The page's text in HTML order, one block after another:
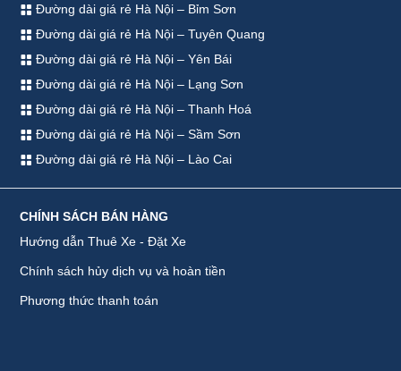
Đường dài giá rẻ Hà Nội – Bỉm Sơn
Đường dài giá rẻ Hà Nội – Tuyên Quang
Đường dài giá rẻ Hà Nội – Yên Bái
Đường dài giá rẻ Hà Nội – Lạng Sơn
Đường dài giá rẻ Hà Nội – Thanh Hoá
Đường dài giá rẻ Hà Nội – Sầm Sơn
Đường dài giá rẻ Hà Nội – Lào Cai
CHÍNH SÁCH BÁN HÀNG
Hướng dẫn Thuê Xe - Đặt Xe
Chính sách hủy dịch vụ và hoàn tiền
Phương thức thanh toán